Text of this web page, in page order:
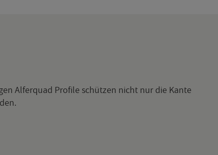
Al­fer­quad Pro­fi­le schüt­zen nicht nur die Kante